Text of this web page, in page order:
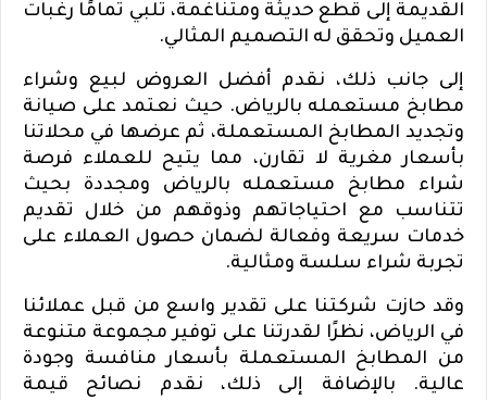
القديمة إلى قطع حديثة ومتناغمة، تلبي تمامًا رغبات
العميل وتحقق له التصميم المثالي.
إلى جانب ذلك، نقدم أفضل العروض لبيع وشراء
مطابخ مستعمله بالرياض. حيث نعتمد على صيانة
وتجديد المطابخ المستعملة، ثم عرضها في محلاتنا
بأسعار مغرية لا تقارن، مما يتيح للعملاء فرصة
شراء مطابخ مستعمله بالرياض ومجددة بحيث
تتناسب مع احتياجاتهم وذوقهم من خلال تقديم
خدمات سريعة وفعالة لضمان حصول العملاء على
تجربة شراء سلسة ومثالية.
وقد حازت شركتنا على تقدير واسع من قبل عملائنا
في الرياض، نظرًا لقدرتنا على توفير مجموعة متنوعة
من المطابخ المستعملة بأسعار منافسة وجودة
عالية. بالإضافة إلى ذلك، نقدم نصائح قيمة